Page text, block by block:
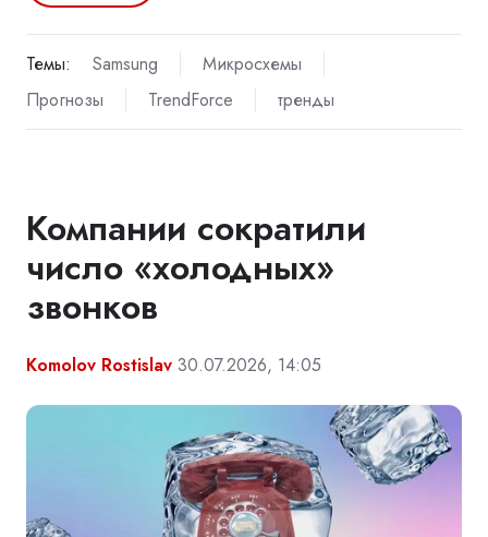
Темы: Samsung
Микросхемы
Прогнозы
TrendForce тренды
Компании сократили
число «холодных»
звонков
Komolov Rostislav 30.07.2026, 14:05